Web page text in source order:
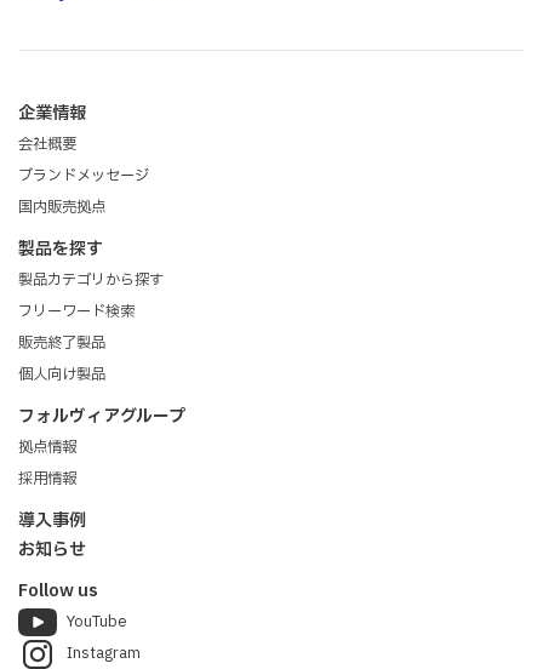
企業情報
会社概要
ブランドメッセージ
国内販売拠点
製品を探す
製品カテゴリから探す
フリーワード検索
販売終了製品
個人向け製品
フォルヴィアグループ
拠点情報
採用情報
導入事例
お知らせ
Follow us
YouTube
Instagram